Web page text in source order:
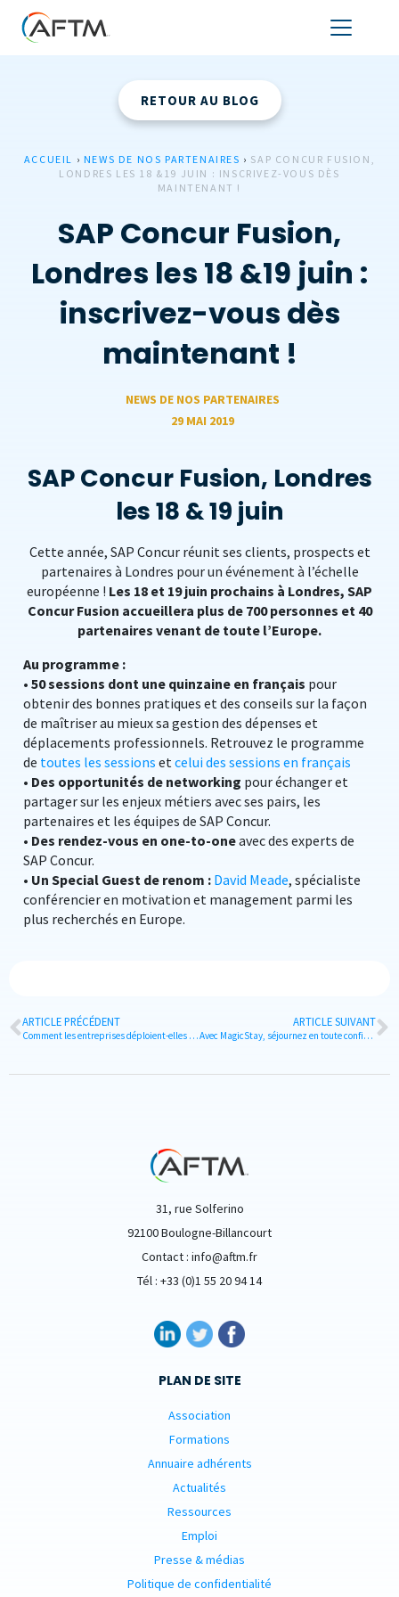
RETOUR AU BLOG
ACCUEIL › NEWS DE NOS PARTENAIRES › SAP CONCUR FUSION,
LONDRES LES 18 &19 JUIN : INSCRIVEZ-VOUS DÈS
MAINTENANT !
SAP Concur Fusion,
Londres les 18 &19 juin :
inscrivez-vous dès
maintenant !
NEWS DE NOS PARTENAIRES
29 MAI 2019
SAP Concur Fusion, Londres
les 18 & 19 juin
Cette année, SAP Concur réunit ses clients, prospects et
partenaires à Londres pour un événement à l’échelle
européenne ! Les 18 et 19 juin prochains à Londres, SAP
Concur Fusion accueillera plus de 700 personnes et 40
partenaires venant de toute l’Europe.
Au programme :
• 50 sessions dont une quinzaine en français pour
obtenir des bonnes pratiques et des conseils sur la façon
de maîtriser au mieux sa gestion des dépenses et
déplacements professionnels. Retrouvez le programme
de toutes les sessions etcelui des sessions en français
• Des opportunités de networking pour échanger et
partager sur les enjeux métiers avec ses pairs, les
partenaires et les équipes de SAP Concur.
• Des rendez-vous en one-to-oneavec des experts de
SAP Concur.
• Un Special Guest de renom : David Meade, spécialiste
conférencier en motivation et management parmi les
plus recherchés en Europe.
ARTICLE PRÉCÉDENT
Comment les entreprises déploient-elles une conscience écologique dans leur politique RSE ?
ARTICLE SUIVANT
Avec MagicStay, séjournez en toute confiance. 1e plateforme mondiale d’hébergement pour les voyageurs d’affaires
31, rue Solferino
92100 Boulogne-Billancourt
Contact : info@aftm.fr
Tél : +33 (0)1 55 20 94 14
PLAN DE SITE
Association
Formations
Annuaire adhérents
Actualités
Ressources
Emploi
Presse & médias
Politique de confidentialité